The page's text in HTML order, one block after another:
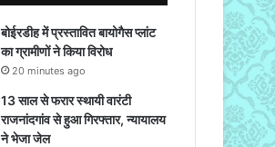
बोईरडीह में प्रस्तावित बायोगैस प्लांट
का ग्रामीणों ने किया विरोध
20 minutes ago
13 साल से फरार स्थायी वारंटी
राजनांदगांव से हुआ गिरफ्तार, न्यायालय
ने भेजा जेल